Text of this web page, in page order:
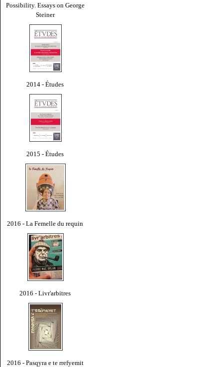
Possibility. Essays on George
Steiner
2014 - Études
2015 - Études
2016 - La Femelle du requin
2016 - Livr'arbitres
2016 - Pasqyra e te rrefyemit